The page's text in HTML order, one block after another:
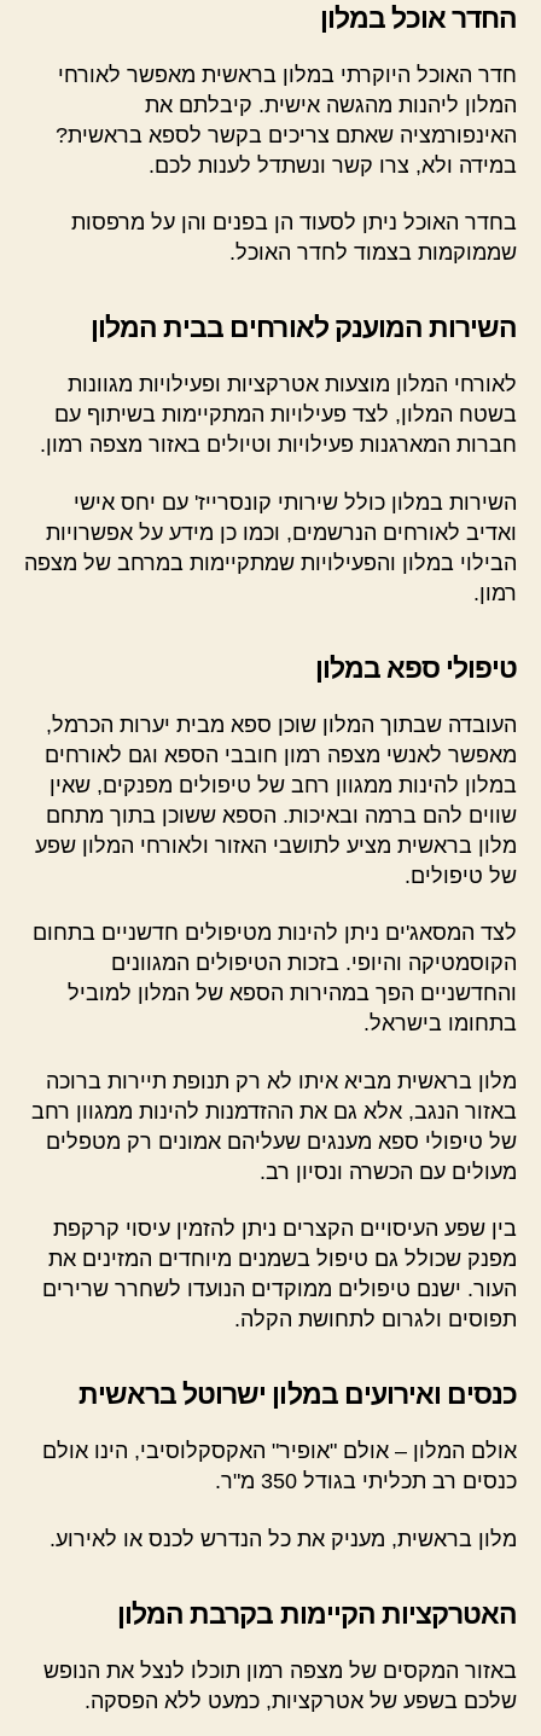
החדר אוכל במלון
חדר האוכל היוקרתי במלון בראשית מאפשר לאורחי
המלון ליהנות מהגשה אישית. קיבלתם את
האינפורמציה שאתם צריכים בקשר לספא בראשית?
במידה ולא, צרו קשר ונשתדל לענות לכם.
בחדר האוכל ניתן לסעוד הן בפנים והן על מרפסות
שממוקמות בצמוד לחדר האוכל.
השירות המוענק לאורחים בבית המלון
לאורחי המלון מוצעות אטרקציות ופעילויות מגוונות
בשטח המלון, לצד פעילויות המתקיימות בשיתוף עם
חברות המארגנות פעילויות וטיולים באזור מצפה רמון.
השירות במלון כולל שירותי קונסרייז' עם יחס אישי
ואדיב לאורחים הנרשמים, וכמו כן מידע על אפשרויות
הבילוי במלון והפעילויות שמתקיימות במרחב של מצפה
רמון.
טיפולי ספא במלון
העובדה שבתוך המלון שוכן ספא מבית יערות הכרמל,
מאפשר לאנשי מצפה רמון חובבי הספא וגם לאורחים
במלון להינות ממגוון רחב של טיפולים מפנקים, שאין
שווים להם ברמה ובאיכות. הספא ששוכן בתוך מתחם
מלון בראשית מציע לתושבי האזור ולאורחי המלון שפע
של טיפולים.
לצד המסאג'ים ניתן להינות מטיפולים חדשניים בתחום
הקוסמטיקה והיופי. בזכות הטיפולים המגוונים
והחדשניים הפך במהירות הספא של המלון למוביל
בתחומו בישראל.
מלון בראשית מביא איתו לא רק תנופת תיירות ברוכה
באזור הנגב, אלא גם את ההזדמנות להינות ממגוון רחב
של טיפולי ספא מענגים שעליהם אמונים רק מטפלים
מעולים עם הכשרה ונסיון רב.
בין שפע העיסויים הקצרים ניתן להזמין עיסוי קרקפת
מפנק שכולל גם טיפול בשמנים מיוחדים המזינים את
העור. ישנם טיפולים ממוקדים הנועדו לשחרר שרירים
תפוסים ולגרום לתחושת הקלה.
כנסים ואירועים במלון ישרוטל בראשית
אולם המלון – אולם "אופיר" האקסקלוסיבי, הינו אולם
כנסים רב תכליתי בגודל 350 מ"ר.
מלון בראשית, מעניק את כל הנדרש לכנס או לאירוע.
האטרקציות הקיימות בקרבת המלון
באזור המקסים של מצפה רמון תוכלו לנצל את הנופש
שלכם בשפע של אטרקציות, כמעט ללא הפסקה.